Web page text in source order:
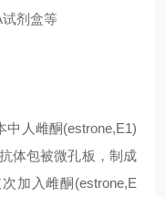
剂盒等
中人雌酮(estrone,E1)
体包被微孔板，制成
加入雌酮(estrone,E